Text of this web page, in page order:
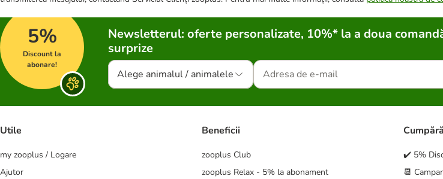
5%
Discount la
abonare!
Newsletterul: oferte personalizate, 10%* la a doua
surprize
Alege animalul / animalele
Utile
my zooplus / Logare
Ajutor
Beneficii
zooplus Club
zooplus Relax - 5% la abonament
✔️ 5%
📆